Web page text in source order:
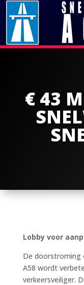
€ 43
Lobby voor
De doorstroming
A58 wordt
verkeersveiliger.